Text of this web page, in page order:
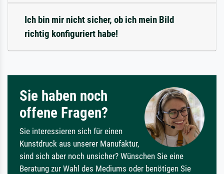
Ich bin mir nicht sicher, ob ich mein Bild
richtig konfiguriert habe!
Sie haben noch
offene Fragen?
Sie interessieren sich für einen
Kunstdruck aus unserer Manufaktur,
sind sich aber noch unsicher? Wünschen Sie eine
Beratung zur Wahl des Mediums oder benötigen Sie